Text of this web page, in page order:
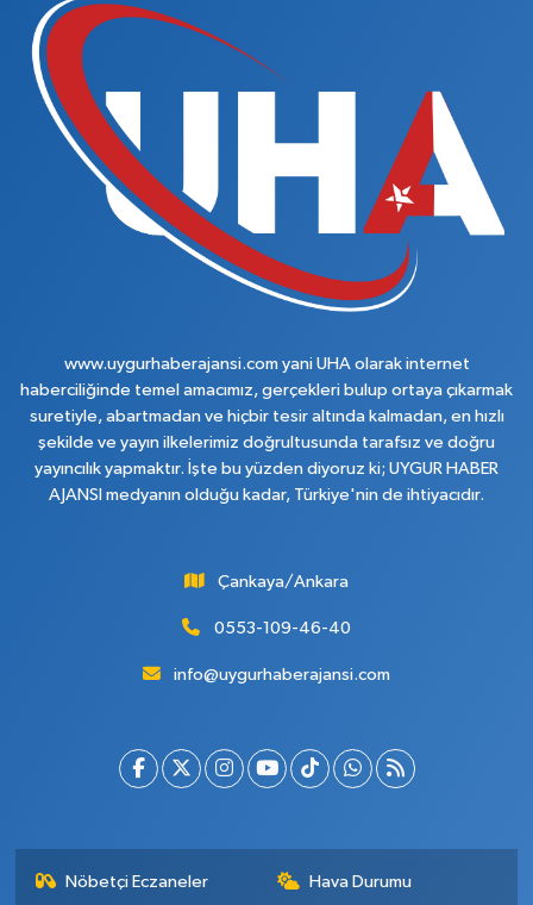
www.uygurhaberajansi.com yani UHA olarak internet
haberciliğinde temel amacımız, gerçekleri bulup ortaya çıkarmak
suretiyle, abartmadan ve hiçbir tesir altında kalmadan, en hızlı
şekilde ve yayın ilkelerimiz doğrultusunda tarafsız ve doğru
yayıncılık yapmaktır. İşte bu yüzden diyoruz ki; UYGUR HABER
AJANSI medyanın olduğu kadar, Türkiye'nin de ihtiyacıdır.
Çankaya/Ankara
0553-109-46-40
info@uygurhaberajansi.com
Nöbetçi Eczaneler Hava Durumu